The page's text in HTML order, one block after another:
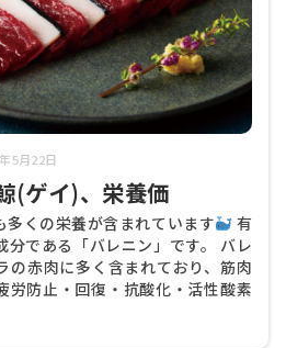
5月22日
(ゲイ)、栄養価
多くの栄養が含まれています
有
分である「バレニン」です。 バレ
の赤肉に多く含まれており、筋肉
労防止・回復・抗酸化・活性酸素